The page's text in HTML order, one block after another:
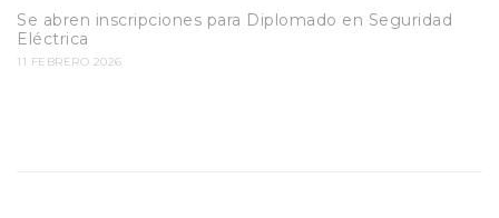
Se abren inscripciones para Diplomado en Seguridad
Eléctrica
11 FEBRERO 2026